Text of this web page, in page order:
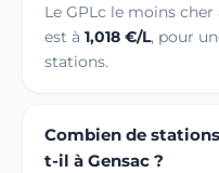
Le GPLc le moins
est à 1,018 €/L, pour
stations.
Combien de
t-il à Gensac ?